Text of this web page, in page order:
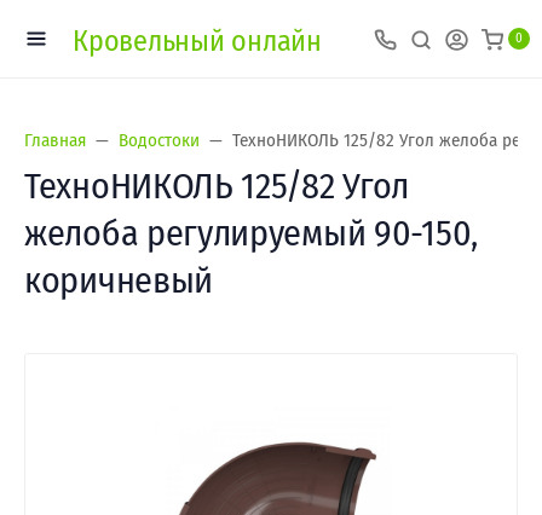
Кровельный онлайн 0
Главная Водостоки ТехноНИКОЛЬ 125/82 Угол желоба
ТехноНИКОЛЬ 125/82 Угол
желоба регулируемый 90-150,
коричневый